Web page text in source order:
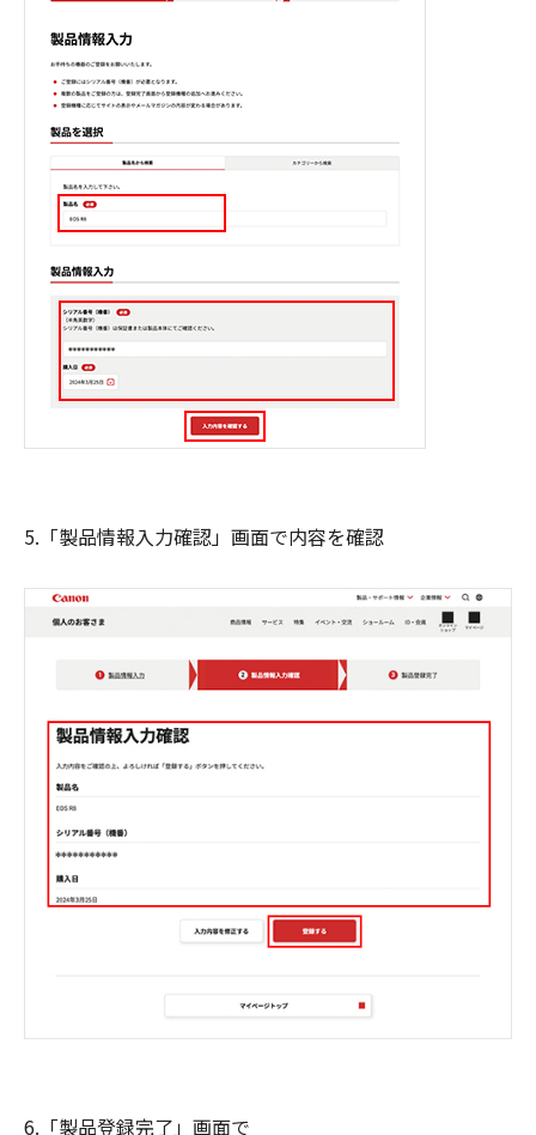
5.「製品情報入力確認」画面で内容を確認
6.「製品登録完了」画面で